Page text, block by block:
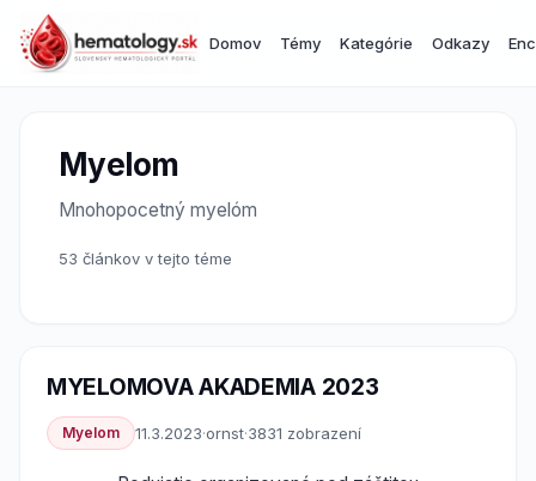
Domov Témy Kategórie Odkazy
Myelom
Mnohopocetný myelóm
53 článkov v tejto téme
MYELOMOVA AKADEMIA 2023
Myelom 11.3.2023·ornst·3831 zobrazení